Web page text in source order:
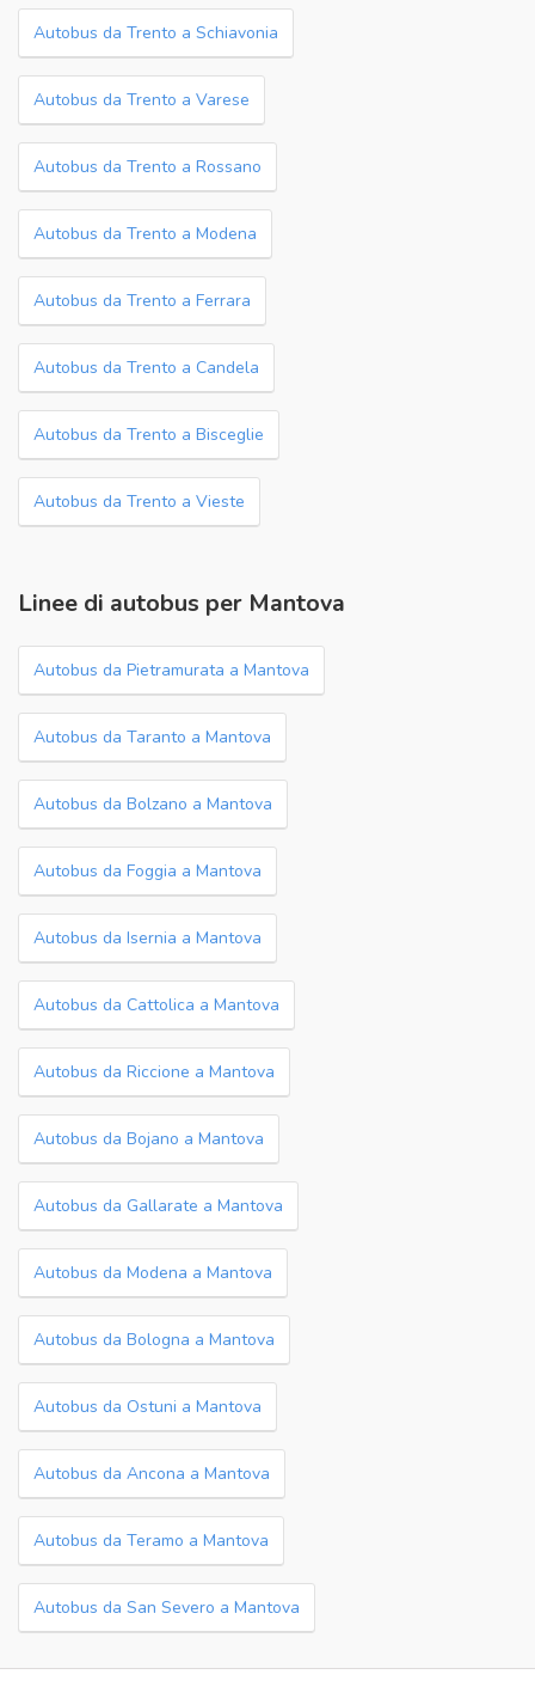
Autobus da Trento a Schiavonia
Autobus da Trento a Varese
Autobus da Trento a Rossano
Autobus da Trento a Modena
Autobus da Trento a Ferrara
Autobus da Trento a Candela
Autobus da Trento a Bisceglie
Autobus da Trento a Vieste
Linee di autobus per Mantova
Autobus da Pietramurata a Mantova
Autobus da Taranto a Mantova
Autobus da Bolzano a Mantova
Autobus da Foggia a Mantova
Autobus da Isernia a Mantova
Autobus da Cattolica a Mantova
Autobus da Riccione a Mantova
Autobus da Bojano a Mantova
Autobus da Gallarate a Mantova
Autobus da Modena a Mantova
Autobus da Bologna a Mantova
Autobus da Ostuni a Mantova
Autobus da Ancona a Mantova
Autobus da Teramo a Mantova
Autobus da San Severo a Mantova